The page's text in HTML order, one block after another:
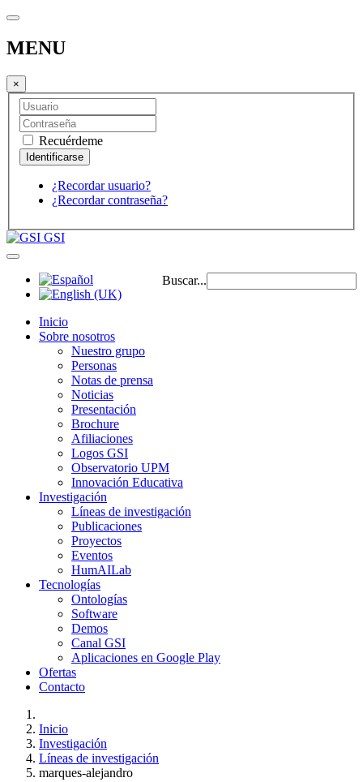
MENU
×
Recuérdeme
¿Recordar usuario?
¿Recordar contraseña?
GSI
Buscar...
Inicio
Sobre nosotros
Nuestro grupo
Personas
Notas de prensa
Noticias
Presentación
Brochure
Afiliaciones
Logos GSI
Observatorio UPM
Innovación Educativa
Investigación
Líneas de investigación
Publicaciones
Proyectos
Eventos
HumAILab
Tecnologías
Ontologías
Software
Demos
Canal GSI
Aplicaciones en Google Play
Ofertas
Contacto
Inicio
Investigación
Líneas de investigación
marques-alejandro